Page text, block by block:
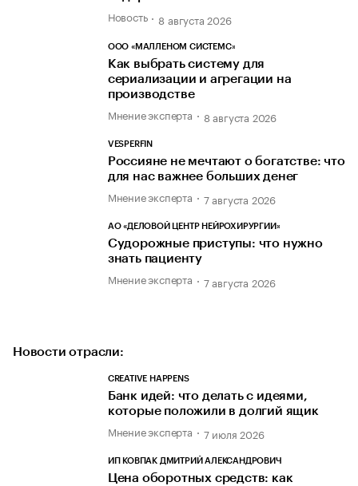
Новость 8 августа 2026
ООО «МАЛЛЕНОМ СИСТЕМС»
Как выбрать систему для
сериализации и агрегации на
производстве
Мнение эксперта 8 августа 2026
VESPERFIN
Россияне не мечтают о богатстве: что
для нас важнее больших денег
Мнение эксперта 7 августа 2026
АО «ДЕЛОВОЙ ЦЕНТР НЕЙРОХИРУРГИИ»
Судорожные приступы: что нужно
знать пациенту
Мнение эксперта 7 августа 2026
Новости отрасли:
CREATIVE HAPPENS
Банк идей: что делать с идеями,
которые положили в долгий ящик
Мнение эксперта 7 июля 2026
ИП КОВПАК ДМИТРИЙ АЛЕКСАНДРОВИЧ
Цена оборотных средств: как